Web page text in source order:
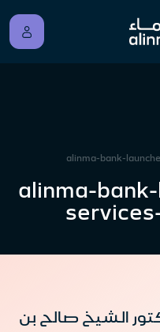
alinma-bank-
alinma-
الشيخ صالح بن